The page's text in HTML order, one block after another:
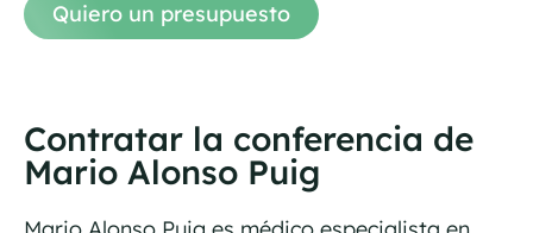
Quiero un presupuesto
Contratar la conferencia de
Mario Alonso Puig